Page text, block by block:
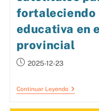
fortaleciendo
educativa en
provincial
2025-12-23
Continuar Leyendo